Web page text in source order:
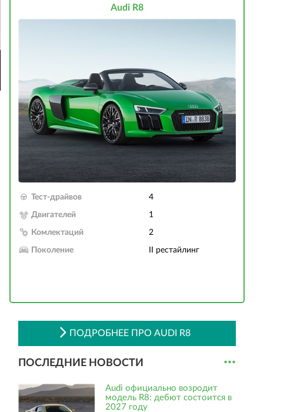
Audi R8
Тест-драйвов 4
Двигателей 1
Комлектаций 2
Поколение II рестайлинг
ПОДРОБНЕЕ ПРО AUDI R8
ПОСЛЕДНИЕ НОВОСТИ ...
Audi официально возродит
модель R8: дебют состоится в
2027 году